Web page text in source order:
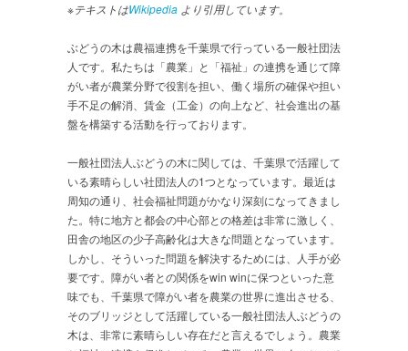
※テキストはWikipedia より引用しています。
ぶどうの木は農福連携を千葉県で行っている一般社団法
人です。私たちは「農業」と「福祉」の連携を通じて障
がい者が農業分野で役割を担い、働く場所の確保や担い
手不足の解消、賃金（工金）の向上など、社会進出の基
盤を構築する活動を行っております。
一般社団法人ぶどうの木に関しては、千葉県で活躍して
いる素晴らしい社団法人の1つとなっています。最近は
周知の通り、社会福祉問題がかなり深刻になってきまし
た。特に地方と都会の中心部との格差は非常に激しく、
田舎の地区の少子高齢化は大きな問題となっています。
しかし、そういった問題を解決するためには、人手が必
要です。障がい者との関係をwin winに保つといった意
味でも、千葉県で障がい者を農業の世界に進出させる、
そのブリッジとして活躍している一般社団法人ぶどうの
木は、非常に素晴らしい存在だと言えるでしょう。農業